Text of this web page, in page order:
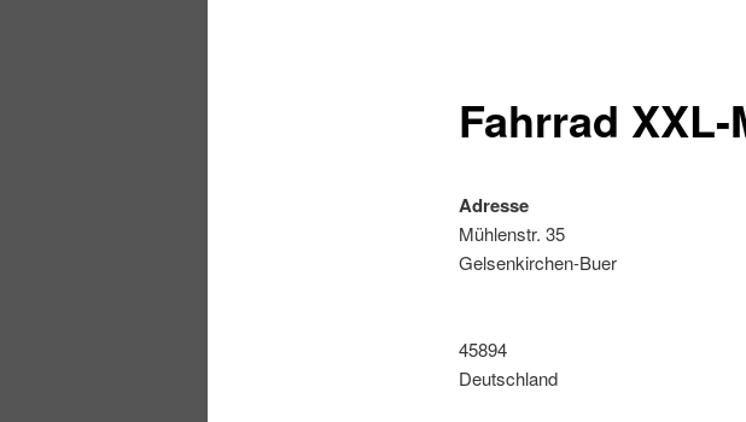
Fahrrad
Adresse
Mühlenstr. 35
Gelsenkirchen-Buer
45894
Deutschland